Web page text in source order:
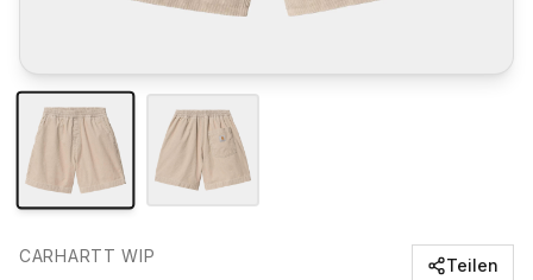
CARHARTT WIP Teilen